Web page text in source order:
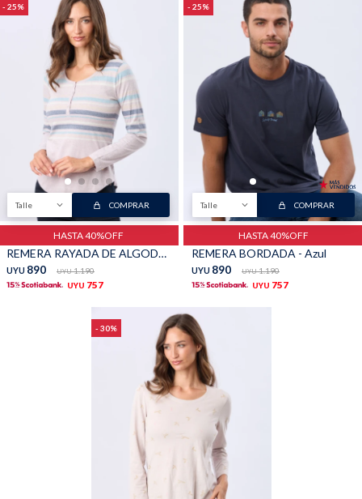
25
Talle COMPRAR
HASTA 40%OFF
REMERA RAYADA DE ALGODÓN - Lavanda
UYU 890 UYU 1.190
UYU 757
25
Talle COMPRAR
HASTA 40%OFF
REMERA BORDADA - Azul
UYU 890 UYU 1.190
UYU 757
30